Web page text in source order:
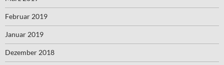
Februar 2019
Januar 2019
Dezember 2018